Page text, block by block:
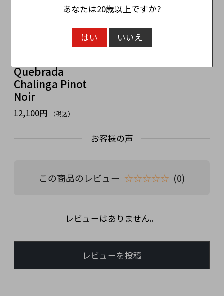
レタ ケブラダ・チ
ャリンガ ピノ・ノ
Quebrada
Chalinga Pinot
Noir
12,100円 （税込）
お客様の声
この商品のレビュー ☆☆☆☆☆ (0)
レビューはありません。
レビューを投稿
あなたは20歳以上ですか?
はい いいえ